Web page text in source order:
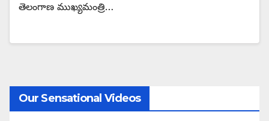
తెలంగాణ ముఖ్యమంత్రి…
Our Sensational Videos